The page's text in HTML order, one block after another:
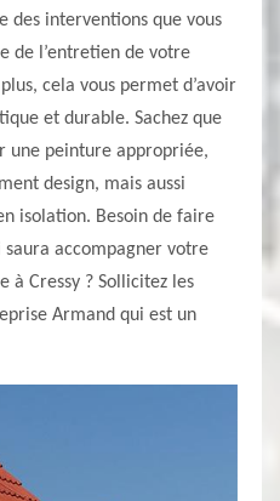
des interventions que vous
de l’entretien de votre
cela vous permet d’avoir
et durable. Sachez que
une peinture appropriée,
design, mais aussi
isolation. Besoin de faire
accompagner votre
Cressy ? Sollicitez les
Armand qui est un